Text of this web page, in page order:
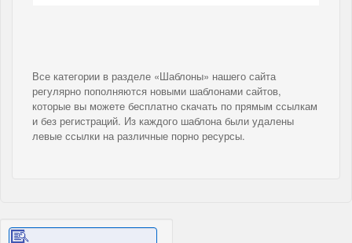
Все категории в разделе «Шаблоны» нашего сайта
регулярно пополняются новыми шаблонами сайтов,
которые вы можете бесплатно скачать по прямым ссылкам
и без регистраций. Из каждого шаблона были удалены
левые ссылки на различные порно ресурсы.